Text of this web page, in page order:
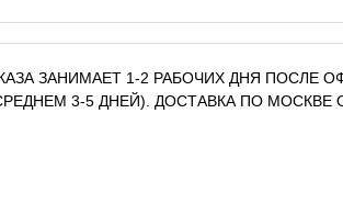
ЗАНИМАЕТ 1-2 РАБОЧИХ ДНЯ ПОСЛЕ
3-5 ДНЕЙ). ДОСТАВКА ПО